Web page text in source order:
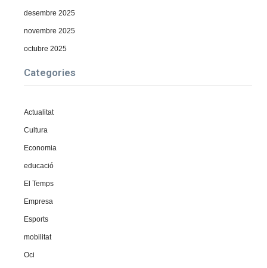
desembre 2025
novembre 2025
octubre 2025
Categories
Actualitat
Cultura
Economia
educació
El Temps
Empresa
Esports
mobilitat
Oci